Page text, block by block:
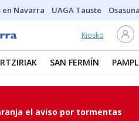
Navarra UAGA Tauste
Kiosko
SAN FERMÍN
el aviso por tormentas